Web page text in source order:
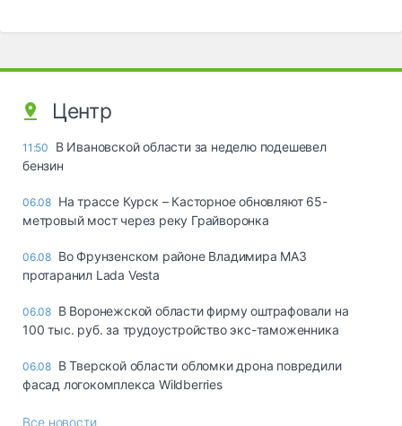
Центр
11:50
В Ивановской области за неделю подешевел
бензин
06.08 На трассе Курск – Касторное обновляют 65-
метровый мост через реку Грайворонка
06.08 Во Фрунзенском районе Владимира МАЗ
протаранил Lada Vesta
06.08 В Воронежской области фирму оштрафовали на
100 тыс. руб. за трудоустройство экс-таможенника
06.08 В Тверской области обломки дрона повредили
фасад логокомплекса Wildberries
Все новости